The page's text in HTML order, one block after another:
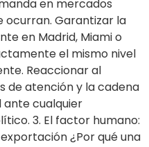
en mercados
ocurran. Garantizar la
en Madrid, Miami o
el mismo nivel
Reaccionar al
de atención y la cadena
ante cualquier
3. El factor humano:
¿Por qué una